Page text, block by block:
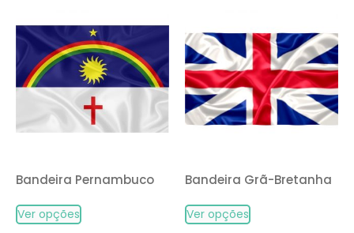
Bandeira Pernambuco
Ver opções
Bandeira Grã-Bretanha
Ver opções